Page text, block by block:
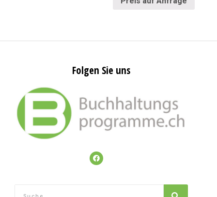
Folgen Sie uns